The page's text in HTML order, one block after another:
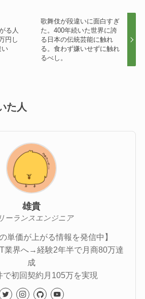
る人
円し
い
歌舞伎が段違いに面白すぎ
た。400年続いた世界に誇
る日本の伝統芸能に触れ
る。食わず嫌いせずに触れ
るべし。
た人
雄貴
ーランスエンジニア
単価が上がる情報を発信中】
業界へ→経験2年半で月商80万達
成
で初回契約月105万を実現